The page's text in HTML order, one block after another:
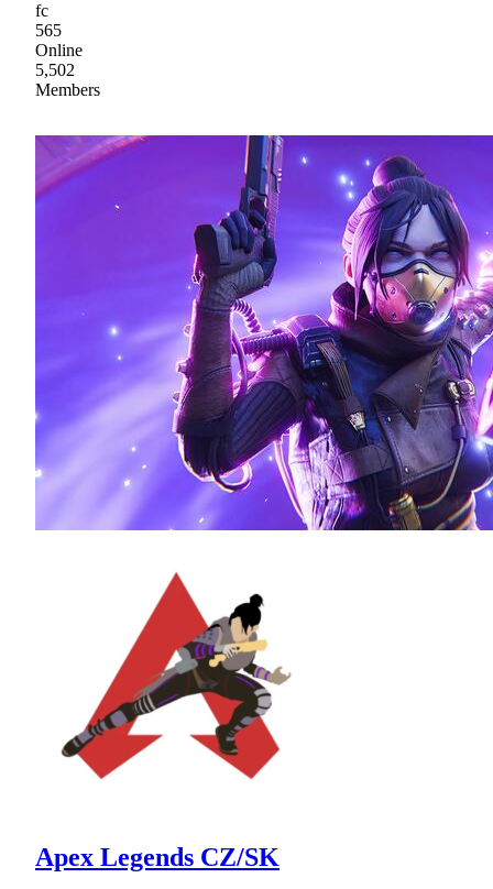
fc
565
Online
5,502
Members
Apex Legends CZ/SK